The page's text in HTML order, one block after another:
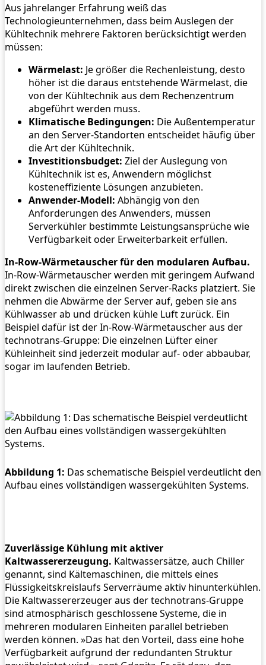
Aus jahrelanger Erfahrung weiß das
Technologieunternehmen, dass beim Auslegen der
Kühltechnik mehrere Faktoren berücksichtigt werden
müssen:
Wärmelast: Je größer die Rechenleistung, desto
höher ist die daraus entstehende Wärmelast, die
von der Kühltechnik aus dem Rechenzentrum
abgeführt werden muss.
Klimatische Bedingungen: Die Außentemperatur
an den Server-Standorten entscheidet häufig über
die Art der Kühltechnik.
Investitionsbudget: Ziel der Auslegung von
Kühltechnik ist es, Anwendern möglichst
kosteneffiziente Lösungen anzubieten.
Anwender-Modell: Abhängig von den
Anforderungen des Anwenders, müssen
Serverkühler bestimmte Leistungsansprüche wie
Verfügbarkeit oder Erweiterbarkeit erfüllen.
In-Row-Wärmetauscher für den modularen Aufbau.
In-Row-Wärmetauscher werden mit geringem Aufwand
direkt zwischen die einzelnen Server-Racks platziert. Sie
nehmen die Abwärme der Server auf, geben sie ans
Kühlwasser ab und drücken kühle Luft zurück. Ein
Beispiel dafür ist der In-Row-Wärmetauscher aus der
technotrans-Gruppe: Die einzelnen Lüfter einer
Kühleinheit sind jederzeit modular auf- oder abbaubar,
sogar im laufenden Betrieb.
Abbildung 1: Das schematische Beispiel verdeutlicht den
Aufbau eines vollständigen wassergekühlten Systems.
Zuverlässige Kühlung mit aktiver
Kaltwassererzeugung. Kaltwassersätze, auch Chiller
genannt, sind Kältemaschinen, die mittels eines
Flüssigkeitskreislaufs Serverräume aktiv hinunterkühlen.
Die Kaltwassererzeuger aus der technotrans-Gruppe
sind atmosphärisch geschlossene Systeme, die in
mehreren modularen Einheiten parallel betrieben
werden können. »Das hat den Vorteil, dass eine hohe
Verfügbarkeit aufgrund der redundanten Struktur